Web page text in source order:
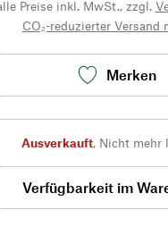
Preise inkl. MwSt., zzgl.
CO₂-reduzierter Versand
Merken
Ausverkauft, Nicht mehr
Verfügbarkeit im